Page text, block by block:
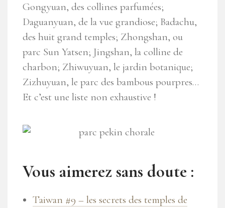
Gongyuan, des collines parfumées;
Daguanyuan, de la vue grandiose; Badachu,
des huit grand temples; Zhongshan, ou
parc Sun Yatsen; Jingshan, la colline de
charbon; Zhiwuyuan, le jardin botanique;
Zizhuyuan, le parc des bambous pourpres…
Et c’est une liste non exhaustive !
Vous aimerez sans doute :
Taiwan #9 – les secrets des temples de